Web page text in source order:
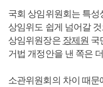
국회 상임위원회는 특
상임위도 쉽게 넘어갈
상임위원장은 장제원 국
거법 개정안을 낸 쪽은
소관위원회의 차이 때문